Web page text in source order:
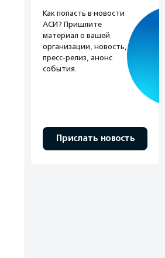
Как попасть в новости
АСИ? Пришлите
материал о вашей
организации, новость,
пресс-релиз, анонс
события.
Прислать новость